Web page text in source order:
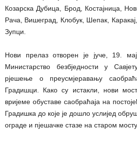
Козарска Дубица, Брод, Костајница,
Рача, Вишеград, Клобук, Шепак,
Зупци.
Нови прелаз отворен је јуче, 19.
Министарство безбједности у
рјешење о преусмјеравању
Градишци. Како су истакли, нови
вријеме обуставе саобраћаја на
Градишка до које је дошло услијед
ограде и пјешачке стазе на старом